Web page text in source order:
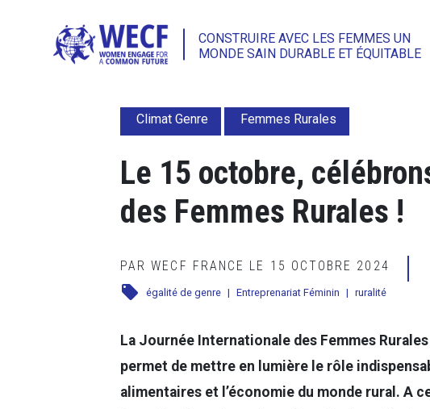
CONSTRUIRE AVEC LES FEMMES UN
MONDE SAIN DURABLE ET ÉQUITABLE
Climat Genre Femmes Rurales
Le 15 octobre,
des Femmes Rurales !
PAR WECF FRANCE LE 15 OCTOBRE 2024
local_offer égalité de genre | Entreprenariat Féminin | ruralité
La Journée Internationale des Femmes
permet de mettre en lumière le rôle
alimentaires et l’économie du monde rural. A